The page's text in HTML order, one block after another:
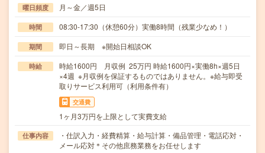
曜日頻度 月～金／週5日
時間 08:30-17:30（休憩60分）実働8時間（残業少なめ！）
期間 即日～長期 ※開始日相談OK
時給
時給1600円 月収例 25万円 時給1600円×実働8h×週5日
×4週 ※月収例を保証するものではありません。※給与即受
取りサービス利用可（利用条件有）
交通費
1ヶ月3万円を上限として実費支給
仕事内容
・仕訳入力・経費精算・給与計算・備品管理・電話応対・
メール応対＊その他庶務業務をお任せします